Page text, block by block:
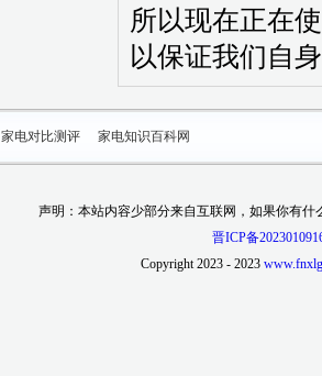
所以现在正在
以保证我们自
家电对比测评 家电知识百科网
声明：本站内容少部分来自互联网，如果你有
晋ICP备
Copyright 2023 - 2023